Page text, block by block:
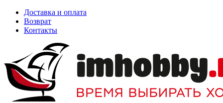
Доставка и оплата
Возврат
Контакты